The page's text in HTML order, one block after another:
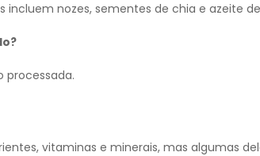
nozes, sementes de chia e azeite
processada.
vitaminas e minerais, mas algumas